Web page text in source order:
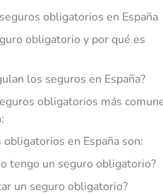
obligatorios en España
obligatorio y por qué es
los seguros en España?
obligatorios más
en España son:
tengo un seguro obligatorio?
un seguro obligatorio?